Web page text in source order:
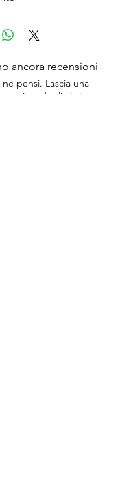
ancora recensioni
ne pensi. Lascia una
prima degli altri.